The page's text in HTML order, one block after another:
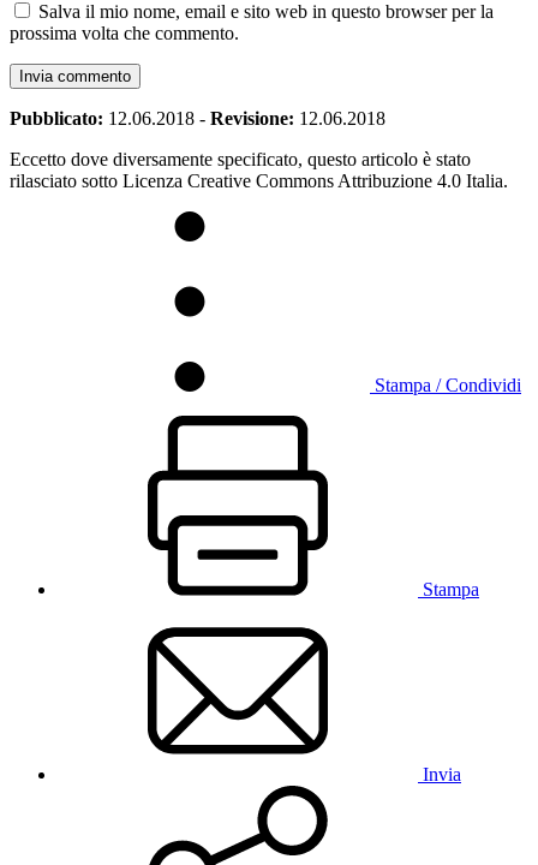
Salva il mio nome, email e sito web in questo browser per la
prossima volta che commento.
Pubblicato: 12.06.2018 - Revisione: 12.06.2018
Eccetto dove diversamente specificato, questo articolo è stato
rilasciato sotto Licenza Creative Commons Attribuzione 4.0 Italia.
Stampa / Condividi
Stampa
Invia